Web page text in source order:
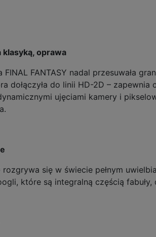
oprawa
FANTASY nadal przesuwała
dołączyła do linii HD-2D –
ujęciami kamery i
rozgrywa się w świecie pełnym
które są integralną częścią